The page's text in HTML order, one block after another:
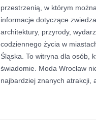
przestrzenią, w którym
informacje dotyczące
architektury, przyrody,
codziennego życia w
Śląska. To witryna dla osób,
świadomie. Moda Wrocław
najbardziej znanych atrakcji,